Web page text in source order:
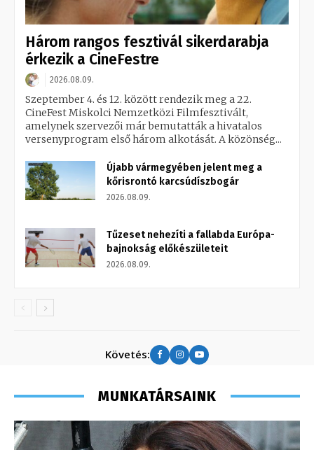
Három rangos fesztivál sikerdarabja
érkezik a CineFestre
2026.08.09.
Szeptember 4. és 12. között rendezik meg a 22.
CineFest Miskolci Nemzetközi Filmfesztivált,
amelynek szervezői már bemutatták a hivatalos
versenyprogram első három alkotását. A közönség...
Újabb vármegyében jelent meg a
kőrisrontó karcsúdíszbogár
2026.08.09.
Tűzeset nehezíti a fallabda Európa-
bajnokság előkészületeit
2026.08.09.
Követés:
MUNKATÁRSAINK